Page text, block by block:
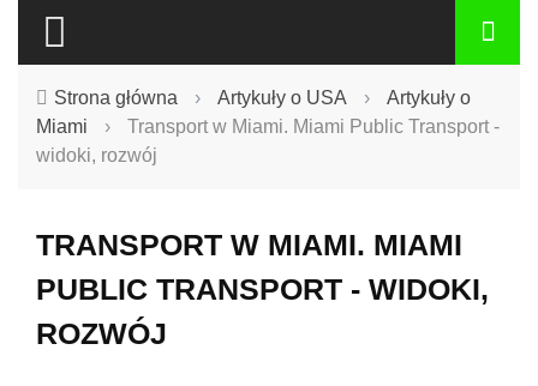
Strona główna › Artykuły o USA ›
Artykuły o
Miami
›
Transport w Miami. Miami Public Transport -
widoki, rozwój
TRANSPORT W MIAMI. MIAMI
PUBLIC TRANSPORT - WIDOKI,
ROZWÓJ